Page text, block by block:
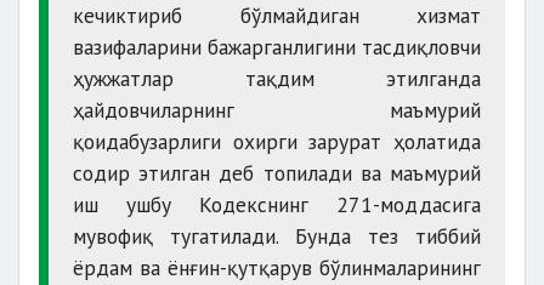
кечиктириб бўлмайдиган хизмат
вазифаларини бажарганлигини тасдиқловчи
ҳужжатлар тақдим этилганда
ҳайдовчиларнинг маъмурий
қоидабузарлиги охирги зарурат ҳолатида
содир этилган деб топилади ва маъмурий
иш ушбу Кодекснинг 271-моддасига
мувофиқ тугатилади. Бунда тез тиббий
ёрдам ва ёнғин-қутқарув бўлинмаларининг